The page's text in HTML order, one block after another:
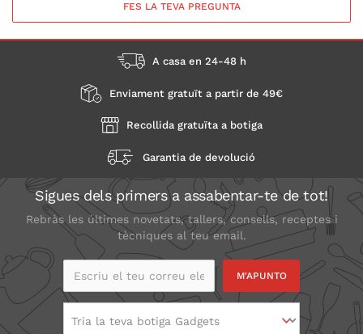
FES LA TEVA PREGUNTA
A casa en 24-48 h
Enviament gratuït a partir de 49€
Recollida gratuïta a botiga
Garantia de devolució
Sigues dels primers a assabentar-te de tot!
Rebràs les últimes novetats, tallers, consells, receptes i
tècniques al teu email.
Escriu el teu correu
Tria la teva botiga Gadgets